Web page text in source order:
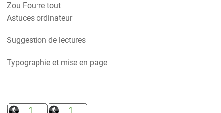
Zou Fourre tout
Astuces ordinateur
Suggestion de lectures
Typographie et mise en page